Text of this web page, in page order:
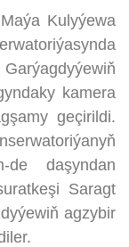
Kulyýewa
kamera
geçirildi.
de daşyndan
Saragt
agzybir